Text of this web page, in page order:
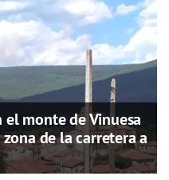
monte de Vinuesa
de la carretera a